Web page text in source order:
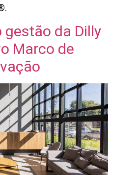
gestão da Dilly
Marco de